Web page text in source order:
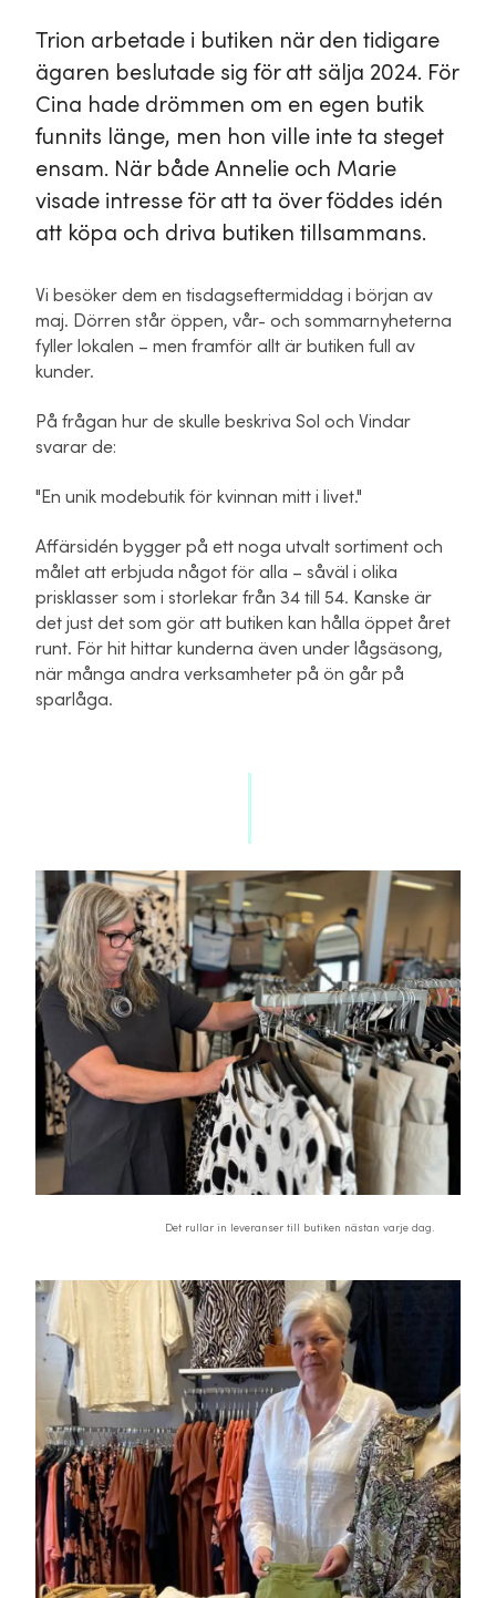
Trion arbetade i butiken när den tidigare
ägaren beslutade sig för att sälja 2024. För
Cina hade drömmen om en egen butik
funnits länge, men hon ville inte ta steget
ensam. När både Annelie och Marie
visade intresse för att ta över föddes idén
att köpa och driva butiken tillsammans.
Vi besöker dem en tisdagseftermiddag i början av
maj. Dörren står öppen, vår- och sommarnyheterna
fyller lokalen – men framför allt är butiken full av
kunder.
På frågan hur de skulle beskriva Sol och Vindar
svarar de:
"En unik modebutik för kvinnan mitt i livet."
Affärsidén bygger på ett noga utvalt sortiment och
målet att erbjuda något för alla – såväl i olika
prisklasser som i storlekar från 34 till 54. Kanske är
det just det som gör att butiken kan hålla öppet året
runt. För hit hittar kunderna även under lågsäsong,
när många andra verksamheter på ön går på
sparlåga.
Det rullar in leveranser till butiken nästan varje dag.